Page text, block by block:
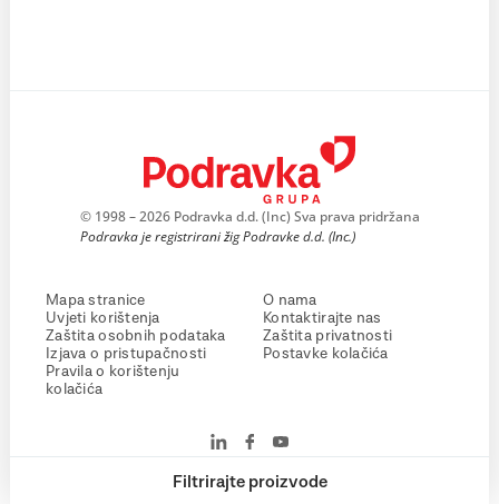
Filtrirajte proizvode
© 1998 – 2026 Podravka d.d. (Inc) Sva prava pridržana
Podravka je registrirani žig Podravke d.d. (Inc.)
Mapa stranice
Uvjeti korištenja
Zaštita osobnih podataka
Izjava o pristupačnosti
Pravila o korištenju
kolačića
O nama
Kontaktirajte nas
Zaštita privatnosti
Postavke kolačića